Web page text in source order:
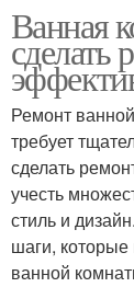
Ванная
сделать
Ремонт
требует
сделать
учесть
стиль и
шаги,
ванной